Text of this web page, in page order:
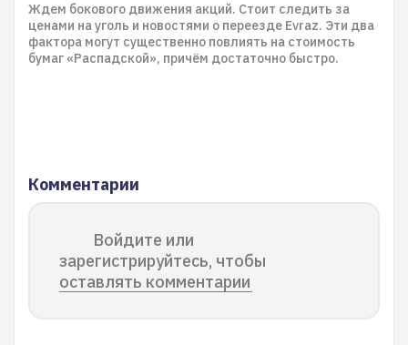
Ждем бокового движения акций. Стоит следить за
ценами на уголь и новостями о переезде Evraz. Эти два
фактора могут существенно повлиять на стоимость
бумаг «Распадской», причём достаточно быстро.
Комментарии
Войдите или
зарегистрируйтесь, чтобы
оставлять комментарии